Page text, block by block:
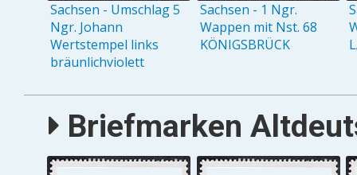
Sachsen - Umschlag 5
Ngr. Johann
Wertstempel links
bräunlichviolett
Sachsen - 1 Ngr.
Wappen mit Nst. 68
KÖNIGSBRÜCK
Briefmarken